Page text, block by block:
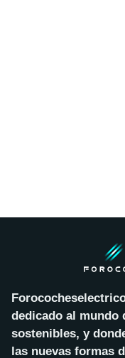
dedicado al mundo
sostenibles, y
las nuevas formas